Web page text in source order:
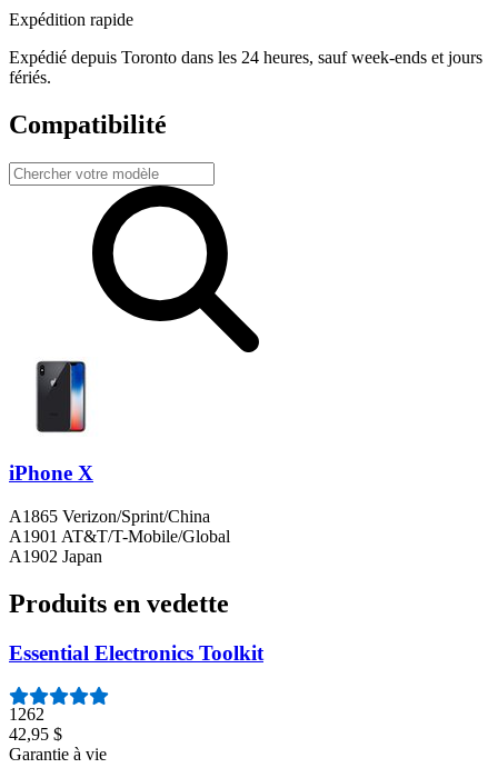
Expédition rapide
Expédié depuis Toronto dans les 24 heures, sauf week-ends et jours
fériés.
Compatibilité
iPhone X
A1865 Verizon/Sprint/China
A1901 AT&T/T-Mobile/Global
A1902 Japan
Produits en vedette
Essential Electronics Toolkit
1262
42,95 $
Garantie à vie